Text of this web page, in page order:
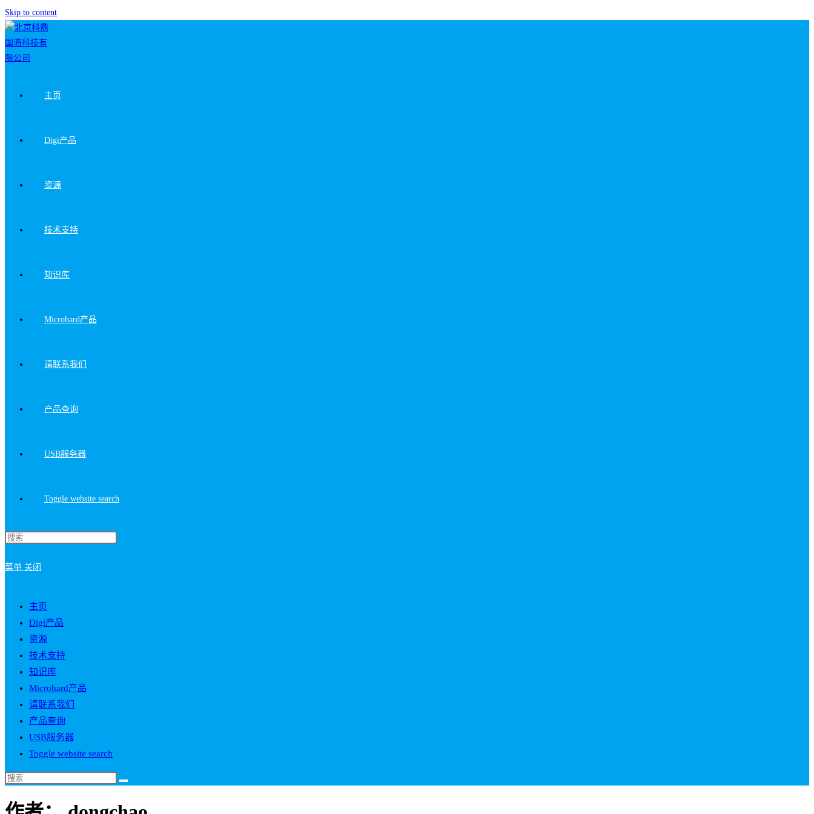
Skip to content
主页
Digi产品
资源
技术支持
知识库
Microhard产品
请联系我们
产品查询
USB服务器
Toggle website search
菜单 关闭
主页
Digi产品
资源
技术支持
知识库
Microhard产品
请联系我们
产品查询
USB服务器
Toggle website search